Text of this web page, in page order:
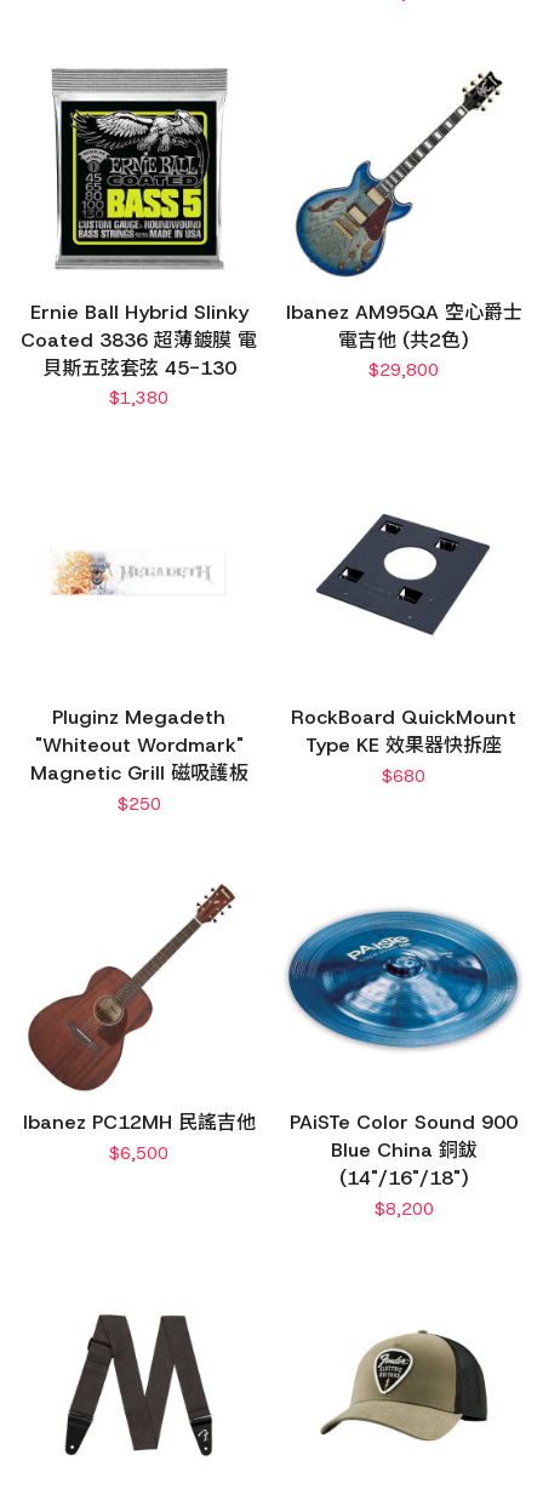
Ernie Ball Hybrid Slinky
Coated 3836 超薄鍍膜 電
貝斯五弦套弦 45-130
$1,380
Ibanez AM95QA 空心爵士
電吉他 (共2色)
$29,800
Pluginz Megadeth
"Whiteout Wordmark"
Magnetic Grill 磁吸護板
$250
RockBoard QuickMount
Type KE 效果器快拆座
$680
Ibanez PC12MH 民謠吉他
$6,500
PAiSTe Color Sound 900
Blue China 銅鈸
(14"/16"/18")
$8,200